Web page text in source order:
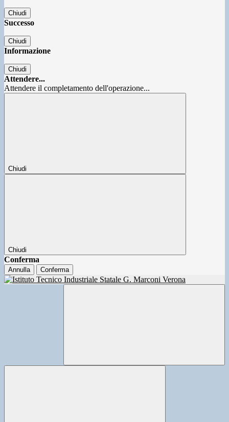
Chiudi
Successo
Chiudi
Informazione
Chiudi
Attendere...
Attendere il completamento dell'operazione...
Chiudi
Chiudi
Conferma
Annulla Conferma